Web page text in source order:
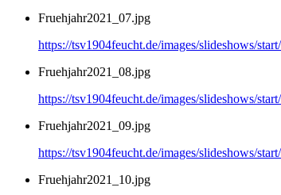
Fruehjahr2021_07.jpg
https://tsv1904feucht.de/images/slideshows/
Fruehjahr2021_08.jpg
https://tsv1904feucht.de/images/slideshows/
Fruehjahr2021_09.jpg
https://tsv1904feucht.de/images/slideshows/
Fruehjahr2021_10.jpg